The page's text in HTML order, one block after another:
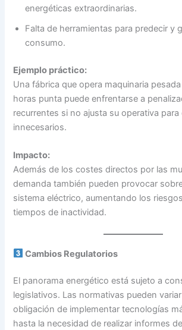
energéticas extraordinarias.
Falta de herramientas para predecir y
consumo.
Ejemplo práctico:
Una fábrica que opera maquinaria
horas punta puede enfrentarse a
recurrentes si no ajusta su operativa para
innecesarios.
Impacto:
Además de los costes directos por las
demanda también pueden provocar
sistema eléctrico, aumentando los
tiempos de inactividad.
Cambios Regulatorios
El panorama energético está sujeto a
legislativos. Las normativas pueden
obligación de implementar tecnologías
hasta la necesidad de realizar informes